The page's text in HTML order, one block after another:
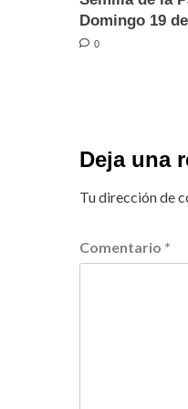
Domingo 19
0
Deja una
Tu dirección de
Comentario *